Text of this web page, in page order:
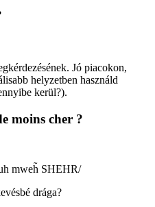
Jó piacokon,
helyzetben használd
kerül?).
moins cher ?
mweh̃ SHEHR/
drága?